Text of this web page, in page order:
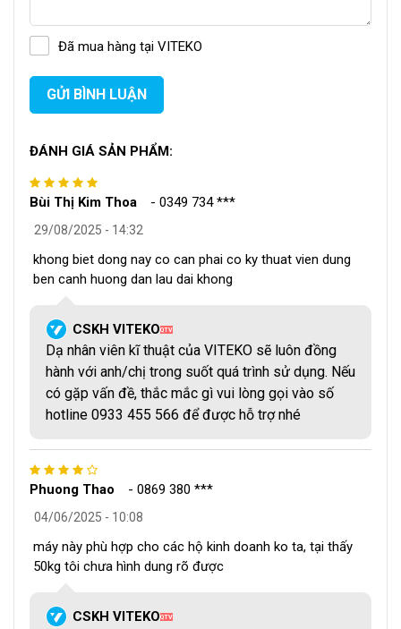
không của máy đạt 5*10-3Pam3/s.
5. Hệ thống điều khiển
Giống như các dòng máy sấy thăng hoa khác, máy sấy thăng
hoa ZG-05 cũng sử dụng hệ thống điều khiển LCD, điều
khiểm bằng cảm ứng với màn hình LED hiển thị trực quan,
Bạn có thể dễ dàng cài đặt các thông số như:
Đã mua hàng tại VITEKO
GỬI BÌNH LUẬN
ĐÁNH GIÁ SẢN PHẨM:
Bùi Thị Kim Thoa - 0349 734 ***
29/08/2025 - 14:32
khong biet dong nay co can phai co ky thuat vien dung
ben canh huong dan lau dai khong
CSKH VITEKOQTV
Dạ nhân viên kĩ thuật của VITEKO sẽ luôn đồng
hành với anh/chị trong suốt quá trình sử dụng. Nếu
có gặp vấn đề, thắc mắc gì vui lòng gọi vào số
hotline 0933 455 566 để được hỗ trợ nhé
Phuong Thao - 0869 380 ***
04/06/2025 - 10:08
máy này phù hợp cho các hộ kinh doanh ko ta, tại thấy
50kg tôi chưa hình dung rõ được
CSKH VITEKOQTV